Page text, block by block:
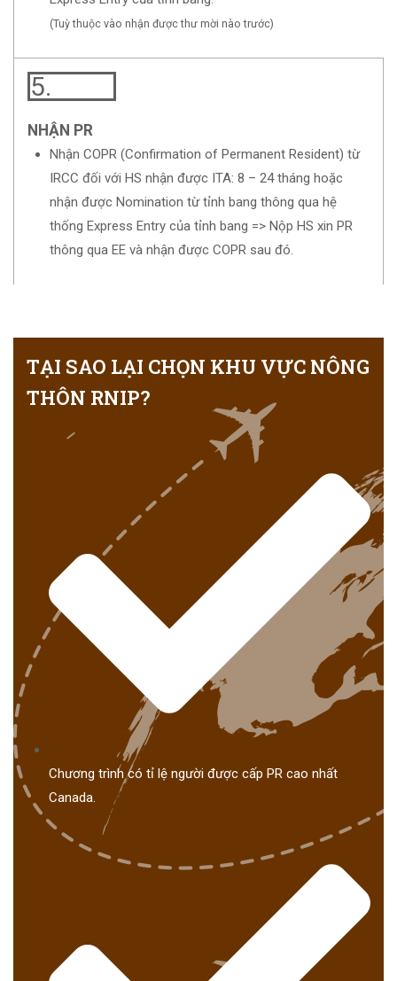
(Tuỳ thuộc vào nhận được thư mời nào trước)
5.
NHẬN PR
Nhận COPR (Confirmation of Permanent Resident) từ
IRCC đối với HS nhận được ITA: 8 – 24 tháng hoặc
nhận được Nomination từ tỉnh bang thông qua hệ
thống Express Entry của tỉnh bang => Nộp HS xin PR
thông qua EE và nhận được COPR sau đó.
TẠI SAO LẠI CHỌN KHU VỰC NÔNG
THÔN RNIP?
Chương trình có tỉ lệ người được cấp PR cao nhất
Canada.